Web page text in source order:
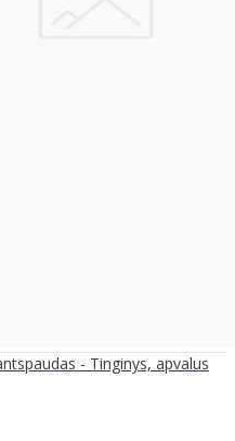
- Tinginys, apvalus